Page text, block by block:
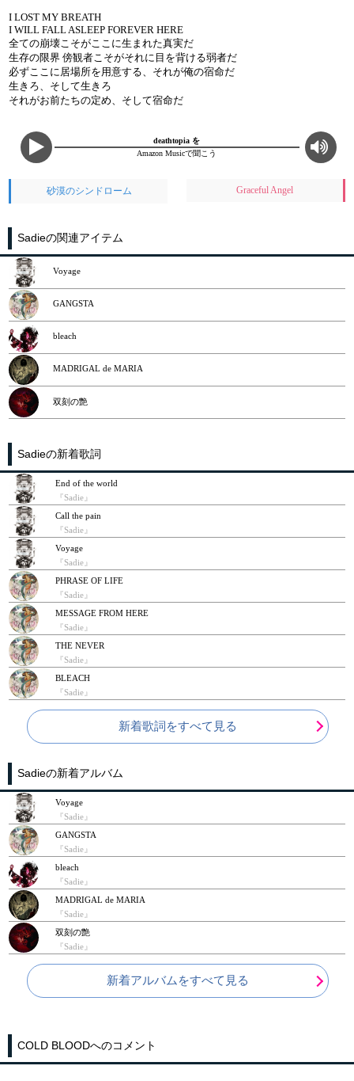
I LOST MY BREATH
I WILL FALL ASLEEP FOREVER HERE
全ての崩壊こそがここに生まれた真実だ
生存の限界 傍観者こそがそれに目を背ける弱者だ
必ずここに居場所を用意する、それが俺の宿命だ
生きろ、そして生きろ
それがお前たちの定め、そして宿命だ
deathtopia を
Amazon Musicで聞こう
砂漠のシンドローム Graceful Angel
Sadieの関連アイテム
Voyage
GANGSTA
bleach
MADRIGAL de MARIA
双刻の艶
Sadieの新着歌詞
End of the world
『Sadie』
Call the pain
『Sadie』
Voyage
『Sadie』
PHRASE OF LIFE
『Sadie』
MESSAGE FROM HERE
『Sadie』
THE NEVER
『Sadie』
BLEACH
『Sadie』
新着歌詞をすべて見る
Sadieの新着アルバム
Voyage
『Sadie』
GANGSTA
『Sadie』
bleach
『Sadie』
MADRIGAL de MARIA
『Sadie』
双刻の艶
『Sadie』
新着アルバムをすべて見る
COLD BLOODへのコメント